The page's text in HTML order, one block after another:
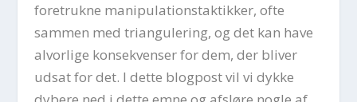
foretrukne manipulationstaktikker, ofte
sammen med triangulering, og det kan have
alvorlige konsekvenser for dem, der bliver
udsat for det. I dette blogpost vil vi dykke